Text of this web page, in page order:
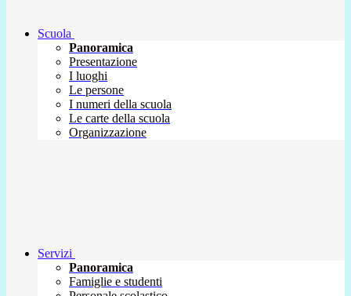
Scuola
Panoramica
Presentazione
I luoghi
Le persone
I numeri della scuola
Le carte della scuola
Organizzazione
Servizi
Panoramica
Famiglie e studenti